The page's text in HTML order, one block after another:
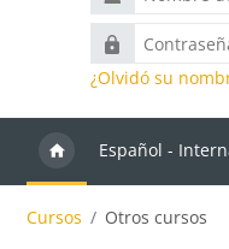
de
usuario
Contraseña
¿Olvidó su
Español -
Cursos Otros cursos